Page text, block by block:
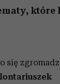
które
się